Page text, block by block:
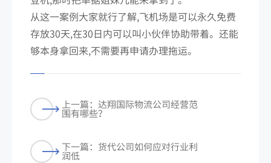
从这一案例大家就行了解,飞机场是可以永久免费
存放30天,在30日内可以叫小伙伴协助带着。还能
够本身拿回来,不需要再申请办理拖运。
上一篇：达翔国际物流公司经营范
围有哪些？
下一篇：货代公司如何应对行业利
润低